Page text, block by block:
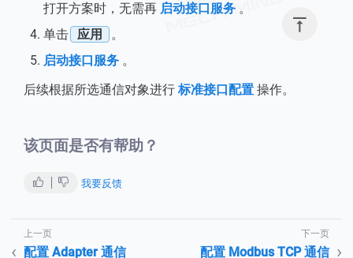

打开方案时，无需再 启动接口服务 。
单击 应用
。
启动接口服务 。
后续根据所选通信对象进行 标准接口配置 操作。
该页面是否有帮助？
我要反馈
配置 Adapter 通信 配置 Modbus TCP 通信